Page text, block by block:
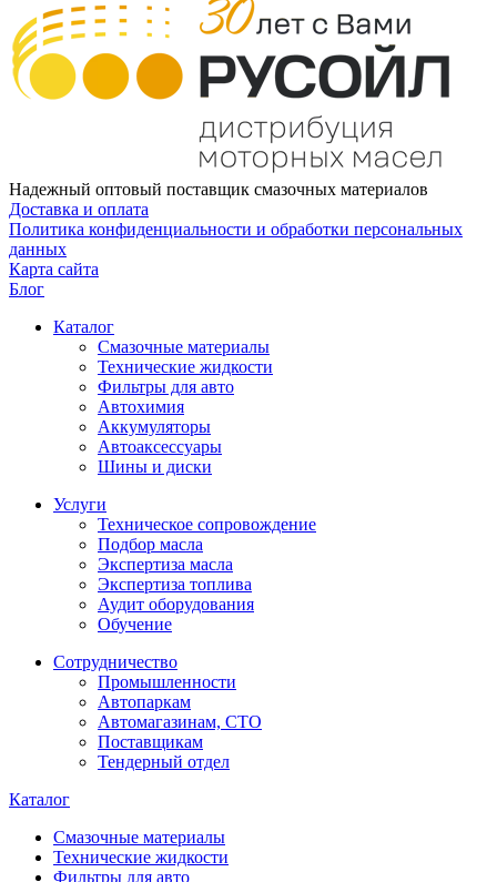
Надежный оптовый поставщик смазочных материалов
Доставка и оплата
Политика конфиденциальности и обработки персональных
данных
Карта сайта
Блог
Каталог
Смазочные материалы
Технические жидкости
Фильтры для авто
Автохимия
Аккумуляторы
Автоаксессуары
Шины и диски
Услуги
Техническое сопровождение
Подбор масла
Экспертиза масла
Экспертиза топлива
Аудит оборудования
Обучение
Сотрудничество
Промышленности
Автопаркам
Автомагазинам, СТО
Поставщикам
Тендерный отдел
Каталог
Смазочные материалы
Технические жидкости
Фильтры для авто